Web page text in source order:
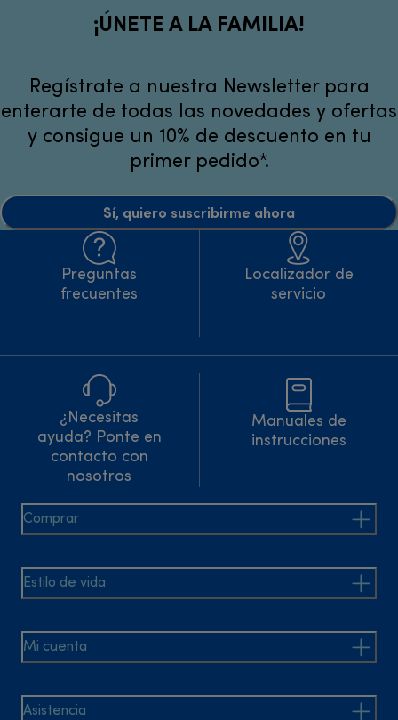
¡ÚNETE A LA FAMILIA!
Regístrate a nuestra Newsletter para
enterarte de todas las novedades y ofertas
y consigue un 10% de descuento en tu
primer pedido*.
Sí, quiero suscribirme ahora
Preguntas
frecuentes
Localizador de
servicio
¿Necesitas
ayuda? Ponte en
contacto con
nosotros
Manuales de
instrucciones
Comprar
Estilo de vida
Mi cuenta
Asistencia